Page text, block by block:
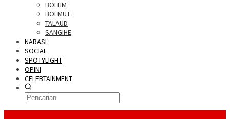
BOLTIM
BOLMUT
TALAUD
SANGIHE
NARASI
SOCIAL
SPOTYLIGHT
OPINI
CELEBTAINMENT